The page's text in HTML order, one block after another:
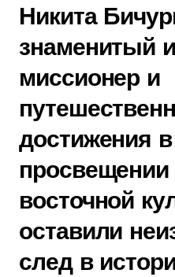
Никита
знаменитый
миссионер и
достижения
восточной
оставили
след в